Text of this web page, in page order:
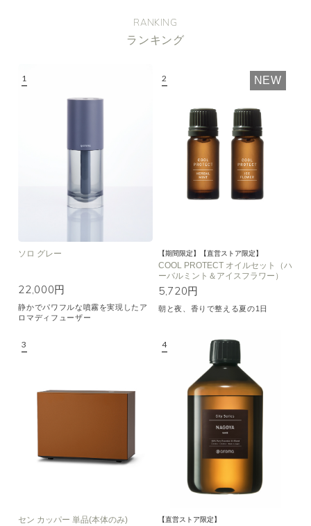
※一つお選びください
マインドフルネス
種類で絞り込む ※一つお選びください
シトラス
ユーカリ エキゾチック
クリア
RANKING
ランキング
ソロ グレー
22,000円
静かでパワフルな噴霧を実現したア
ロマディフューザー
NEW
【期間限定】【直営ストア限定】
COOL PROTECT オイルセット（ハ
ーバルミント＆アイスフラワー）
5,720円
朝と夜、香りで整える夏の1日
セン カッパー 単品(本体のみ) 【直営ストア限定】